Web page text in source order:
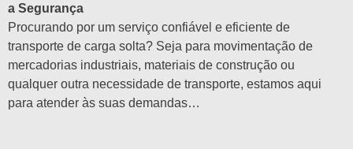
a Segurança
Procurando por um serviço confiável e eficiente de
transporte de carga solta? Seja para movimentação de
mercadorias industriais, materiais de construção ou
qualquer outra necessidade de transporte, estamos aqui
para atender às suas demandas…